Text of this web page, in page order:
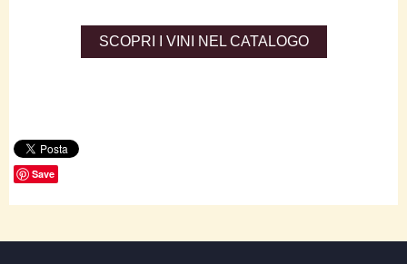
SCOPRI I VINI NEL CATALOGO
Save